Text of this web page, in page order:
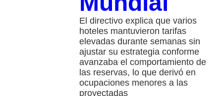
El directivo explica que varios
hoteles mantuvieron tarifas
elevadas durante semanas sin
ajustar su estrategia conforme
avanzaba el comportamiento de
las reservas, lo que derivó en
ocupaciones menores a las
proyectadas